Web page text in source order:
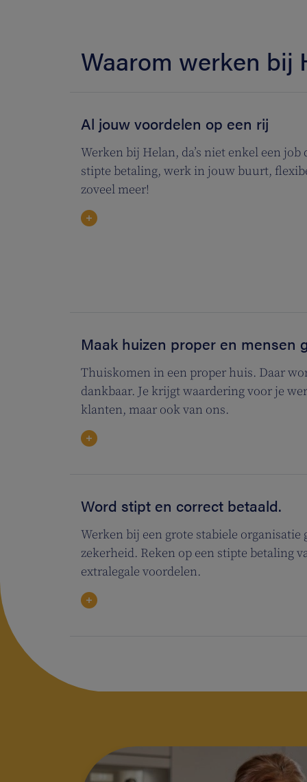
Waarom werken bij
Al jouw voordelen op een rij
Werken bij Helan, da’s niet enkel een
stipte betaling, werk in jouw buurt,
zoveel meer!
Maak huizen proper en mensen
Thuiskomen in een proper huis. Daar
dankbaar. Je krijgt waardering voor je
klanten, maar ook van ons.
Word stipt en correct betaald.
Werken bij een grote stabiele organisatie
zekerheid. Reken op een stipte betaling
extralegale voordelen.